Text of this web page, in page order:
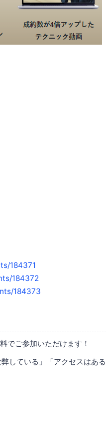
184371
184372
184373
でご参加いただけます！
している」「アクセスはある